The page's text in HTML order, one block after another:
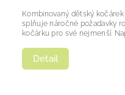
Detail
Kombinovaný dětský
splňuje náročné požadavky
kočárku pro své nejmenší.